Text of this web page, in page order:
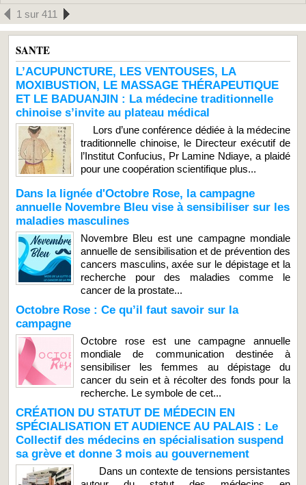
1 sur 411
SANTE
L’ACUPUNCTURE, LES VENTOUSES, LA
MOXIBUSTION, LE MASSAGE THÉRAPEUTIQUE
ET LE BADUANJIN : La médecine traditionnelle
chinoise s’invite au plateau médical
Lors d’une conférence dédiée à la médecine
traditionnelle chinoise, le Directeur exécutif de
l’Institut Confucius, Pr Lamine Ndiaye, a plaidé
pour une coopération scientifique plus...
Dans la lignée d'Octobre Rose, la campagne
annuelle Novembre Bleu vise à sensibiliser sur les
maladies masculines
Novembre Bleu est une campagne mondiale
annuelle de sensibilisation et de prévention des
cancers masculins, axée sur le dépistage et la
recherche pour des maladies comme le
cancer de la prostate...
Octobre Rose : Ce qu’il faut savoir sur la
campagne
Octobre rose est une campagne annuelle
mondiale de communication destinée à
sensibiliser les femmes au dépistage du
cancer du sein et à récolter des fonds pour la
recherche. Le symbole de cet...
CRÉATION DU STATUT DE MÉDECIN EN
SPÉCIALISATION ET AUDIENCE AU PALAIS : Le
Collectif des médecins en spécialisation suspend
sa grève et donne 3 mois au gouvernement
Dans un contexte de tensions persistantes